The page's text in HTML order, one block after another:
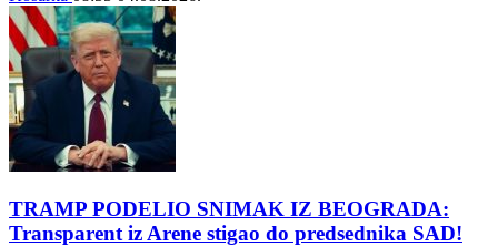
TRAMP PODELIO SNIMAK IZ BEOGRADA:
Transparent iz Arene stigao do predsednika SAD!